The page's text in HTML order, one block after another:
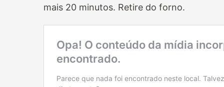
mais 20 minutos. Retire do forno.